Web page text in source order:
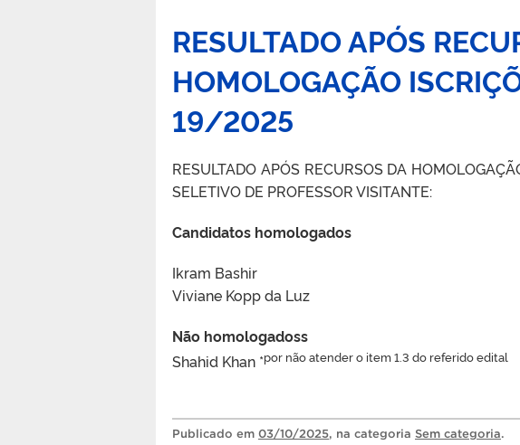
RESULTADO APÓS
HOMOLOGAÇÃO
19/2025
RESULTADO APÓS RECURSOS DA
SELETIVO DE PROFESSOR VISITANTE:
Candidatos homologados
Ikram Bashir
Viviane Kopp da Luz
Não homologadoss
Shahid Khan *por não atender o item 1.3 do referido edital
Publicado em 03/10/2025, na categoria Sem categoria.